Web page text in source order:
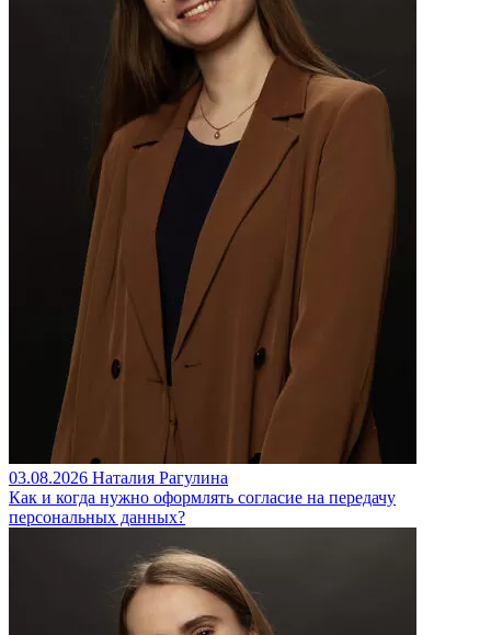
03.08.2026 Наталия Рагулина
Как и когда нужно оформлять согласие на передачу
персональных данных?